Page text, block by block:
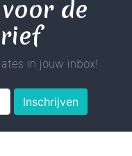
de
in jouw inbox!
Inschrijven